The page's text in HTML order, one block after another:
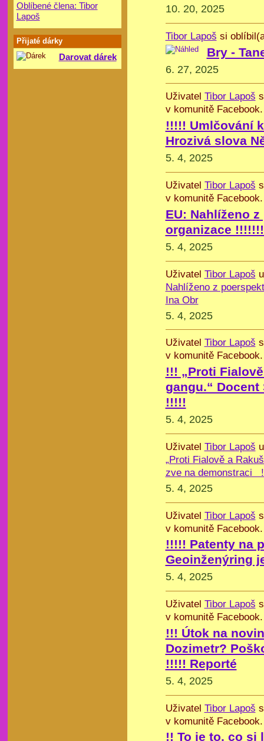
Oblíbené člena: Tibor
Lapoš
Přijaté dárky
Darovat dárek
10. 20, 2025
Tibor Lapoš si
Bry -
6. 27, 2025
Uživatel Tibor Lapoš
v komunitě Facebook.
!!!!! Umlčování
Hrozivá slova
5. 4, 2025
Uživatel Tibor Lapoš
v komunitě Facebook.
EU: Nahlíženo
organizace
5. 4, 2025
Uživatel Tibor Lapoš
Nahlíženo z
Ina Obr
5. 4, 2025
Uživatel Tibor Lapoš
v komunitě Facebook.
!!! „Proti
gangu.“
!!!!!
5. 4, 2025
Uživatel Tibor Lapoš
„Proti Fialově a
zve na demonstraci
5. 4, 2025
Uživatel Tibor Lapoš
v komunitě Facebook.
!!!!! Patenty na
Geoinženýring
5. 4, 2025
Uživatel Tibor Lapoš
v komunitě Facebook.
!!! Útok na
Dozimetr?
!!!!! Reporté
5. 4, 2025
Uživatel Tibor Lapoš
v komunitě Facebook.
!! To je to, co si